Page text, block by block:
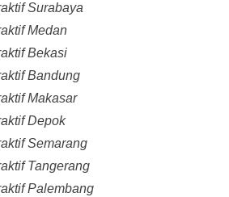
Surabaya
Medan
Bekasi
Bandung
Makasar
Depok
Semarang
Tangerang
Palembang